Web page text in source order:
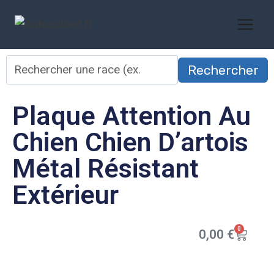
Rechercher
Plaque Attention Au
Chien Chien D’artois
Métal Résistant
Extérieur
0,00 € 0